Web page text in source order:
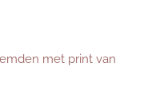
met print van